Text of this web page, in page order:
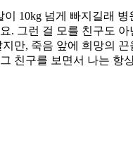
10kg 넘게 빠지길래
. 그런 걸 모를 친구도
만, 죽음 앞에 희망의
친구를 보면서 나는 항